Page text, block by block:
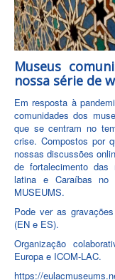
Museus
nossa série de
Em resposta à
comunidades dos
que se centram no
crise. Compostos por
nossas discussões
de fortalecimento das
latina e Caraíbas no
MUSEUMS.
Pode ver as
(EN e ES).
Organização
Europa e ICOM-LAC.
https://